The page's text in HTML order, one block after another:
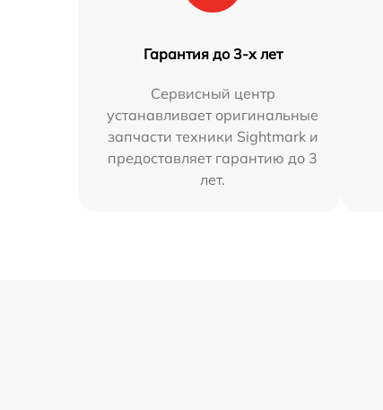
Гарантия до 3-х лет
Сервисный центр
устанавливает оригинальные
запчасти техники Sightmark и
предоставляет гарантию до 3
лет.